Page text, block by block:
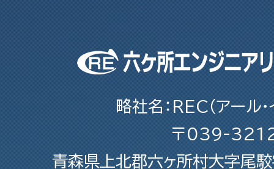
略社名：REC（アール・
〒039-
青森県上北郡六ヶ所村大字